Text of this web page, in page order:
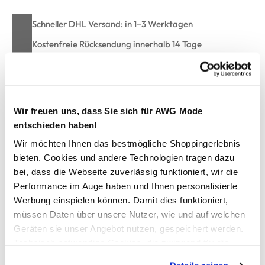
Wir freuen uns, dass Sie sich für AWG Mode
entschieden haben!
Wir möchten Ihnen das bestmögliche Shoppingerlebnis
bieten. Cookies und andere Technologien tragen dazu
bei, dass die Webseite zuverlässig funktioniert, wir die
Performance im Auge haben und Ihnen personalisierte
Werbung einspielen können. Damit dies funktioniert,
müssen Daten über unsere Nutzer, wie und auf welchen
Geräten sie unser Angebot nutzen, gespeichert werden.
Schneller DHL Versand: in 1–3 Werktagen
Kostenfreie Rücksendung innerhalb 14 Tage
Kostenlose Filiallieferung in Ihre Wunschfiliale
Zur Wunschliste hinzufügen
Damen Tanktop im Ringeldessin
hübsches Tanktop von Sure
eingefasster runder Ausschnitt
ebenso eingefasster Ärmelausschnitt
super elastische Qualität